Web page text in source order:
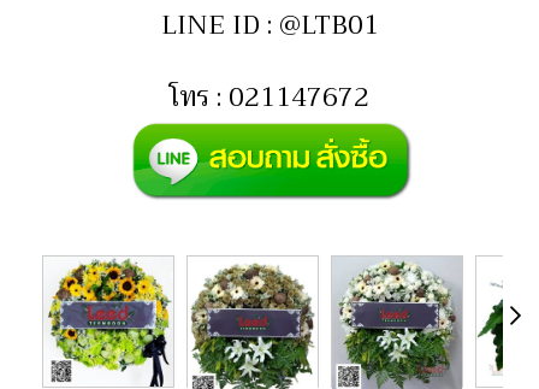
LINE ID : @LTB01
โทร : 021147672